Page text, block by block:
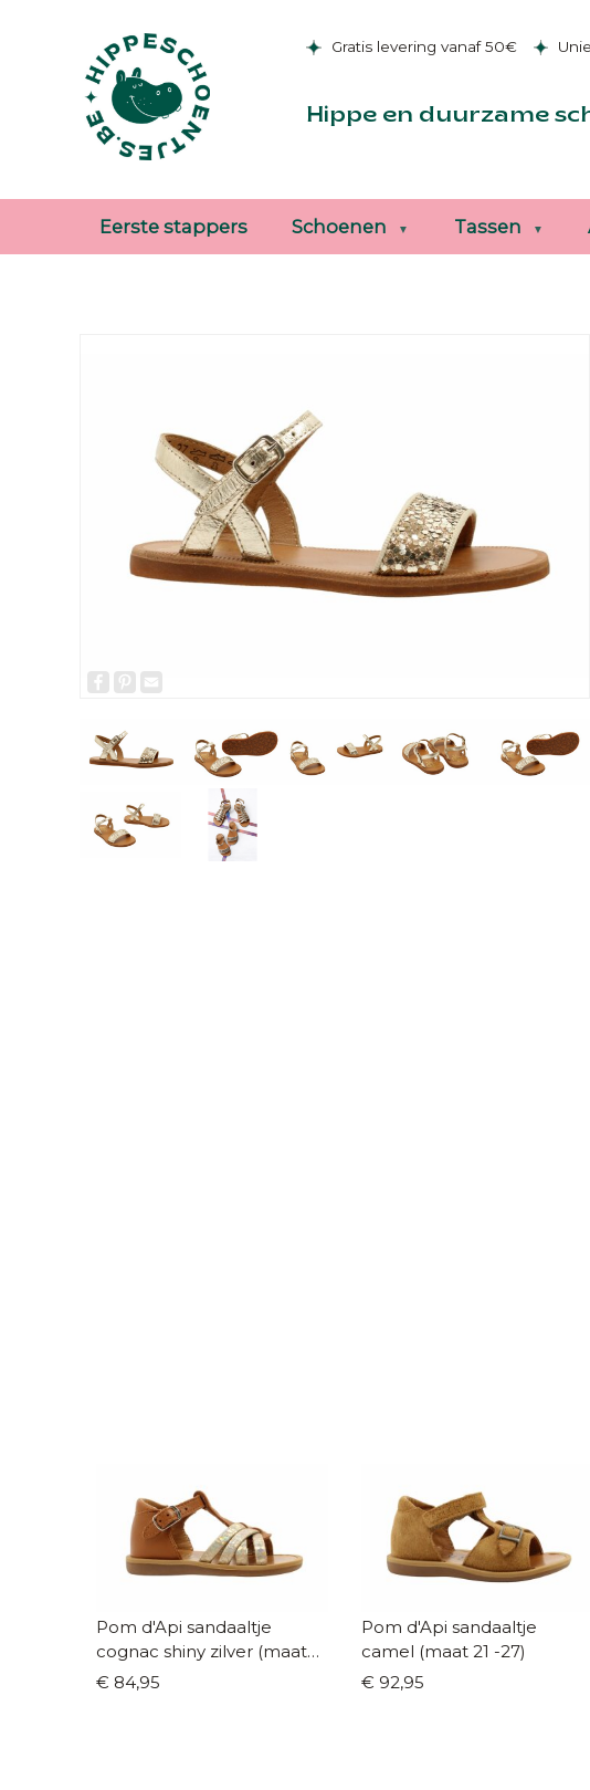
Gratis levering vanaf 50€
Hippe en duurzame
Eerste stappers Schoenen Tassen
Facebook
Pinterest
Pom d'Api sandaaltje
cognac shiny zilver (maat
20 -27)
€ 84,95
Pom d'Api sandaaltje
camel (maat 21 -27)
€ 92,95